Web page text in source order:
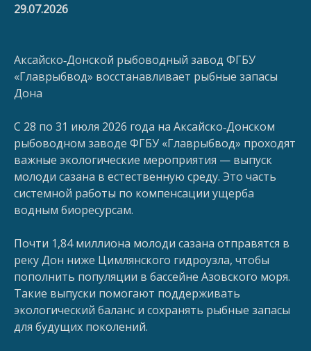
29.07.2026
Аксайско‑Донской рыбоводный завод ФГБУ
«Главрыбвод» восстанавливает рыбные запасы
Дона
С 28 по 31 июля 2026 года на Аксайско‑Донском
рыбоводном заводе ФГБУ «Главрыбвод» проходят
важные экологические мероприятия — выпуск
молоди сазана в естественную среду. Это часть
системной работы по компенсации ущерба
водным биоресурсам.
Почти 1,84 миллиона молоди сазана отправятся в
реку Дон ниже Цимлянского гидроузла, чтобы
пополнить популяции в бассейне Азовского моря.
Такие выпуски помогают поддерживать
экологический баланс и сохранять рыбные запасы
для будущих поколений.